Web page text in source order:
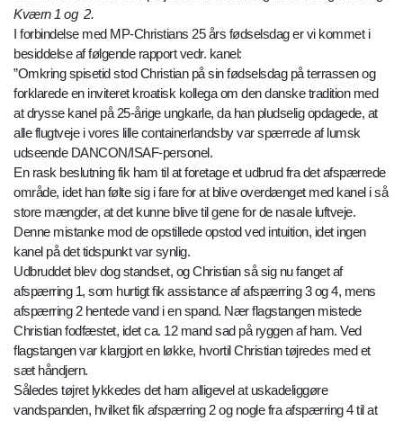
Kværn 1 og 2.
I forbindelse med MP-Christians 25 års fødselsdag er vi kommet i
besiddelse af følgende rapport vedr. kanel:
”Omkring spisetid stod Christian på sin fødselsdag på terrassen og
forklarede en inviteret kroatisk kollega om den danske tradition med
at drysse kanel på 25-årige ungkarle, da han pludselig opdagede, at
alle flugtveje i vores lille containerlandsby var spærrede af lumsk
udseende DANCON/ISAF-personel.
En rask beslutning fik ham til at foretage et udbrud fra det afspærrede
område, idet han følte sig i fare for at blive overdænget med kanel i så
store mængder, at det kunne blive til gene for de nasale luftveje.
Denne mistanke mod de opstillede opstod ved intuition, idet ingen
kanel på det tidspunkt var synlig.
Udbruddet blev dog standset, og Christian så sig nu fanget af
afspærring 1, som hurtigt fik assistance af afspærring 3 og 4, mens
afspærring 2 hentede vand i en spand. Nær flagstangen mistede
Christian fodfæstet, idet ca. 12 mand sad på ryggen af ham. Ved
flagstangen var klargjort en løkke, hvortil Christian tøjredes med et
sæt håndjern.
Således tøjret lykkedes det ham alligevel at uskadeliggøre
vandspanden, hvilket fik afspærring 2 og nogle fra afspærring 4 til at